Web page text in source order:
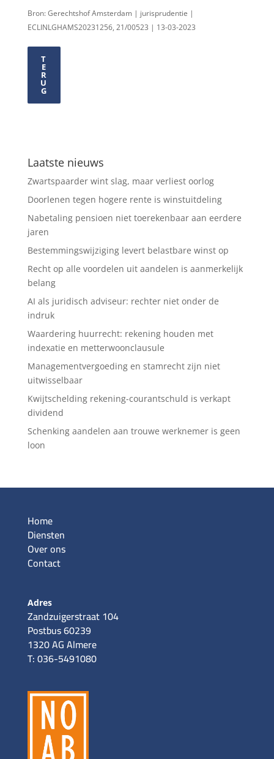
Bron: Gerechtshof Amsterdam | jurisprudentie |
ECLINLGHAMS20231256, 21/00523 | 13-03-2023
T
E
R
U
G
Laatste nieuws
Zwartspaarder wint slag, maar verliest oorlog
Doorlenen tegen hogere rente is winstuitdeling
Nabetaling pensioen niet toerekenbaar aan eerdere
jaren
Bestemmingswijziging levert belastbare winst op
Recht op alle voordelen uit aandelen is aanmerkelijk
belang
AI als juridisch adviseur: rechter niet onder de
indruk
Waardering huurrecht: rekening houden met
indexatie en metterwoonclausule
Managementvergoeding en stamrecht zijn niet
uitwisselbaar
Kwijtschelding rekening-courantschuld is verkapt
dividend
Schenking aandelen aan trouwe werknemer is geen
loon
Home
Diensten
Over ons
Contact
Adres
Zandzuigerstraat 104
Postbus 60239
1320 AG Almere
T: 036-5491080